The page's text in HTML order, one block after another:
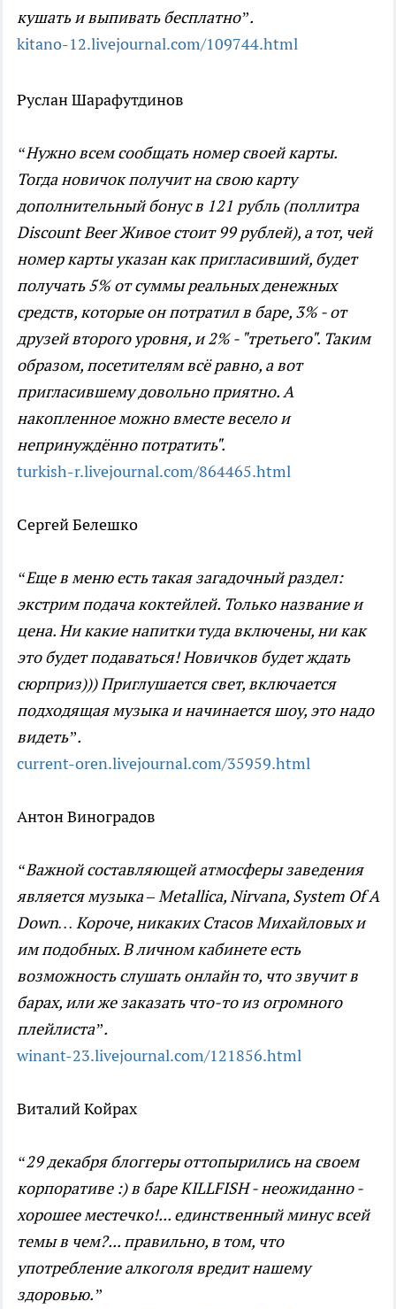
кушать и выпивать бесплатно”.
kitano-12.livejournal.com/109744.html
Руслан Шарафутдинов
“Нужно всем сообщать номер своей карты.
Тогда новичок получит на свою карту
дополнительный бонус в 121 рубль (поллитра
Discount Beer Живое стоит 99 рублей), а тот, чей
номер карты указан как пригласивший, будет
получать 5% от суммы реальных денежных
средств, которые он потратил в баре, 3% - от
друзей второго уровня, и 2% - "третьего". Таким
образом, посетителям всё равно, а вот
пригласившему довольно приятно. А
накопленное можно вместе весело и
непринуждённо потратить".
turkish-r.livejournal.com/864465.html
Сергей Белешко
“Еще в меню есть такая загадочный раздел:
экстрим подача коктейлей. Только название и
цена. Ни какие напитки туда включены, ни как
это будет подаваться! Новичков будет ждать
сюрприз))) Приглушается свет, включается
подходящая музыка и начинается шоу, это надо
видеть”.
current-oren.livejournal.com/35959.html
Антон Виноградов
“Важной составляющей атмосферы заведения
является музыка – Metallica, Nirvana, System Of A
Down… Короче, никаких Стасов Михайловых и
им подобных. В личном кабинете есть
возможность слушать онлайн то, что звучит в
барах, или же заказать что-то из огромного
плейлиста”.
winant-23.livejournal.com/121856.html
Виталий Койрах
“29 декабря блоггеры оттопырились на своем
корпоративе :) в баре KILLFISH - неожиданно -
хорошее местечко!... единственный минус всей
темы в чем?... правильно, в том, что
употребление алкоголя вредит нашему
здоровью.”